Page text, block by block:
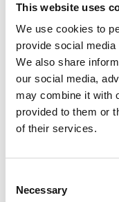
This website uses
We use cookies to
provide social
We also share
our social media,
may combine it with
provided to them or
of their services.
Selection
Necessary
AFINUM
an
Die AF